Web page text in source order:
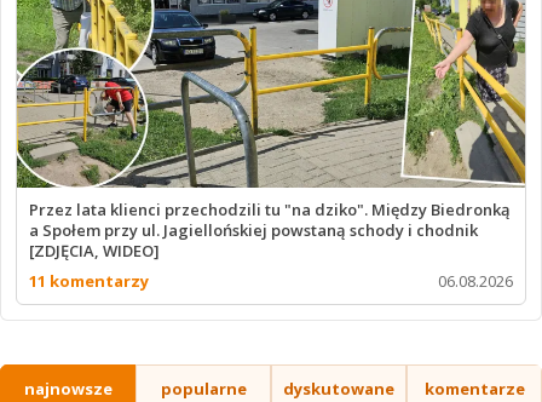
Przez lata klienci przechodzili tu "na dziko". Między Biedronką
a Społem przy ul. Jagiellońskiej powstaną schody i chodnik
[ZDJĘCIA, WIDEO]
11 komentarzy
06.08.2026
najnowsze popularne dyskutowane komentarze